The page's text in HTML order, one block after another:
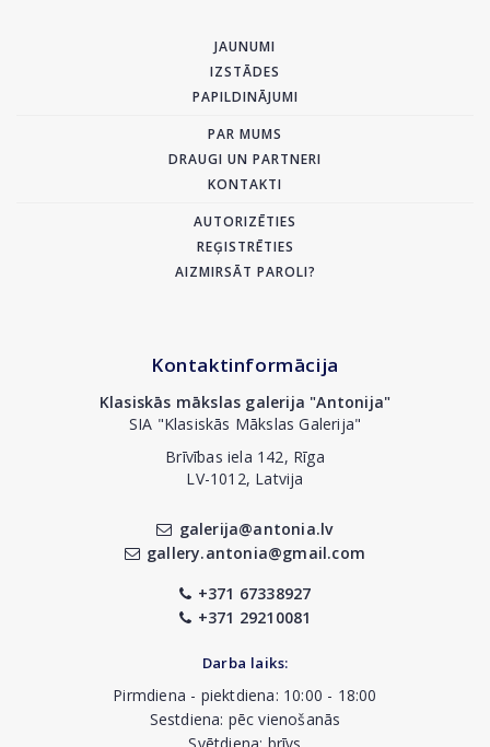
JAUNUMI
IZSTĀDES
PAPILDINĀJUMI
PAR MUMS
DRAUGI UN PARTNERI
KONTAKTI
AUTORIZĒTIES
REĢISTRĒTIES
AIZMIRSĀT PAROLI?
Kontaktinformācija
Klasiskās mākslas galerija "Antonija"
SIA "Klasiskās Mākslas Galerija"
Brīvības iela 142, Rīga
LV-1012, Latvija
galerija@antonia.lv
gallery.antonia@gmail.com
+371 67338927
+371 29210081
Darba laiks:
Pirmdiena - piektdiena: 10:00 - 18:00
Sestdiena: pēc vienošanās